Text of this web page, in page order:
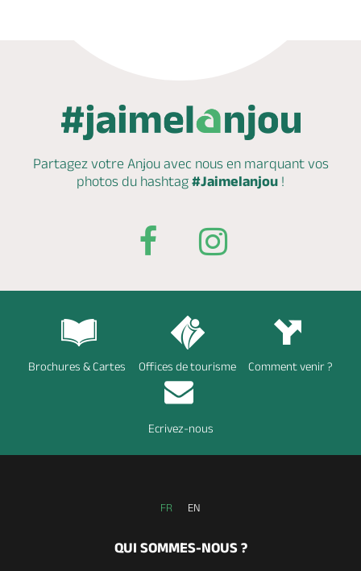
Partagez votre Anjou avec nous en marquantvos
photos du hashtag #Jaimelanjou !
Brochures & Cartes Offices de tourisme Comment venir ?
Ecrivez-nous
FR EN
QUI SOMMES-NOUS ?